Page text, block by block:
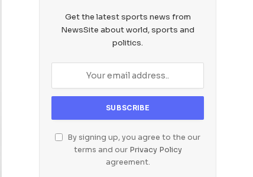
Get the latest sports news from
NewsSite about world, sports and
politics.
By signing up, you agree to the our
terms and our Privacy Policy
agreement.